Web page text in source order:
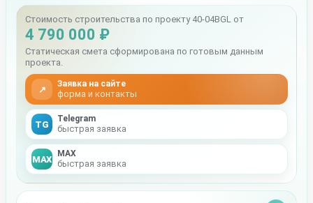
Стоимость строительства по проекту 40-04BGL от
4 790 000 ₽
Статическая смета сформирована по готовым данным
проекта.
↗
Заявка на сайте
форма и контакты
TG
Telegram
быстрая заявка
MAX
MAX
быстрая заявка